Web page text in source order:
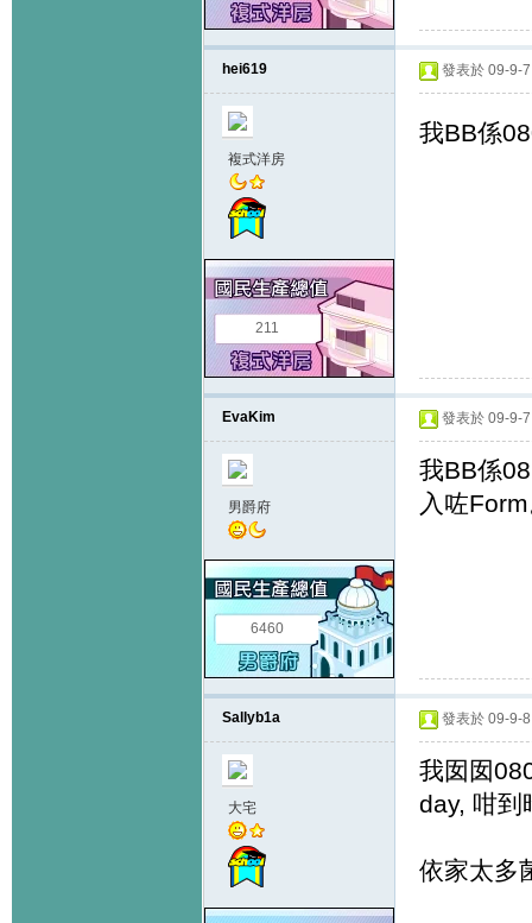
hei619
複式洋房
211
發表於 09-9-
我BB係
EvaKim
男爵府
6460
發表於 09-9-
我BB係
入咗
Sallyb1a
大宅
發表於 09-9-
我囡囡
day, 咁到
依家太多